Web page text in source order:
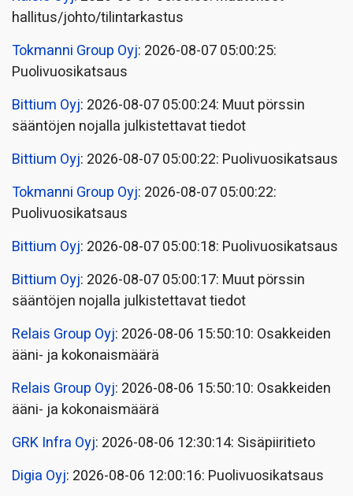
hallitus/johto/tilintarkastus
Tokmanni Group Oyj: 2026-08-07 05:00:25:
Puolivuosikatsaus
Bittium Oyj: 2026-08-07 05:00:24: Muut pörssin
sääntöjen nojalla julkistettavat tiedot
Bittium Oyj: 2026-08-07 05:00:22: Puolivuosikatsaus
Tokmanni Group Oyj: 2026-08-07 05:00:22:
Puolivuosikatsaus
Bittium Oyj: 2026-08-07 05:00:18: Puolivuosikatsaus
Bittium Oyj: 2026-08-07 05:00:17: Muut pörssin
sääntöjen nojalla julkistettavat tiedot
Relais Group Oyj: 2026-08-06 15:50:10: Osakkeiden
ääni- ja kokonaismäärä
Relais Group Oyj: 2026-08-06 15:50:10: Osakkeiden
ääni- ja kokonaismäärä
GRK Infra Oyj: 2026-08-06 12:30:14: Sisäpiiritieto
Digia Oyj: 2026-08-06 12:00:16: Puolivuosikatsaus